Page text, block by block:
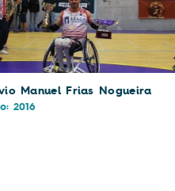
Manuel Frias Nogueira
2016